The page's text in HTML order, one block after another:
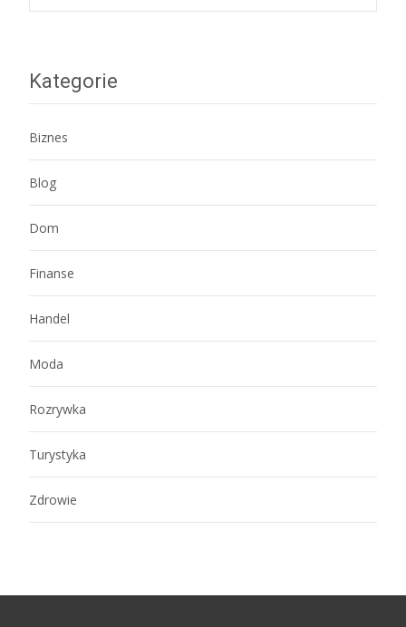
navigation
Kategorie
Biznes
Blog
Dom
Finanse
Handel
Moda
Rozrywka
Turystyka
Zdrowie